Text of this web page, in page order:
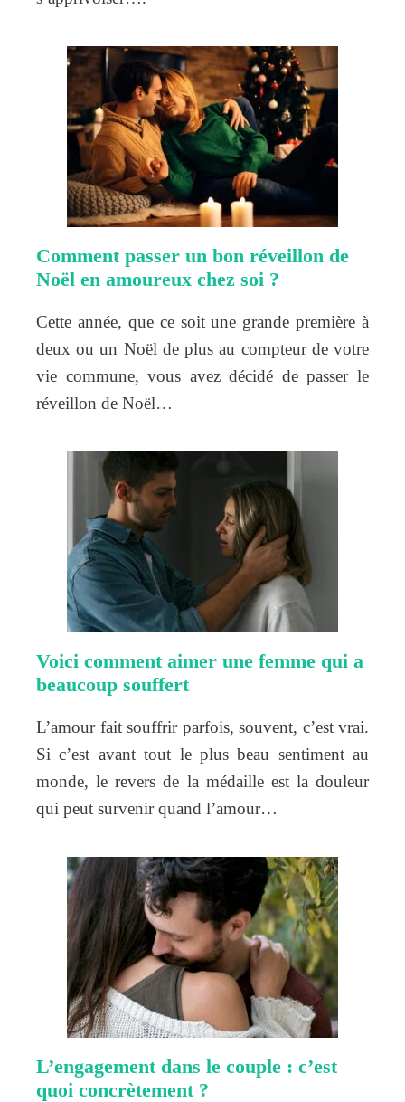
Comment passer un bon réveillon de
Noël en amoureux chez soi ?
Cette année, que ce soit une grande première à
deux ou un Noël de plus au compteur de votre
vie commune, vous avez décidé de passer le
réveillon de Noël…
Voici comment aimer une femme qui a
beaucoup souffert
L’amour fait souffrir parfois, souvent, c’est vrai.
Si c’est avant tout le plus beau sentiment au
monde, le revers de la médaille est la douleur
qui peut survenir quand l’amour…
L’engagement dans le couple : c’est
quoi concrètement ?